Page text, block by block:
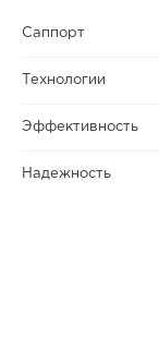
Саппорт
Технологии
Эффективность
Надежность